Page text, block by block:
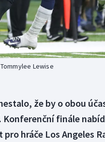
Lewise
že by o obou
Konferenční finále
pro hráče Los Angeles